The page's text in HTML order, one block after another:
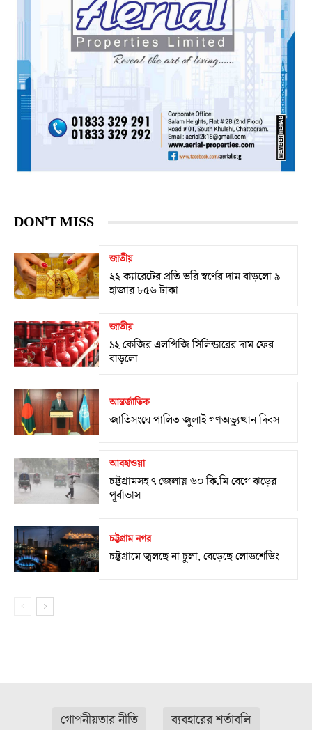
DON'T MISS
জাতীয়
২২ ক্যারেটের প্রতি ভরি স্বর্ণের দাম বাড়লো ৯
হাজার ৮৫৬ টাকা
জাতীয়
১২ কেজির এলপিজি সিলিন্ডারের দাম ফের
বাড়লো
আন্তর্জাতিক
জাতিসংঘে পালিত জুলাই গণঅভ্যুত্থান দিবস
আবহাওয়া
চট্টগ্রামসহ ৭ জেলায় ৬০ কি.মি বেগে ঝড়ের
পূর্বাভাস
চট্টগ্রাম নগর
চট্টগ্রামে জ্বলছে না চুলা, বেড়েছে লোডশেডিং
গোপনীয়তার নীতি
ব্যবহারের শর্তাবলি